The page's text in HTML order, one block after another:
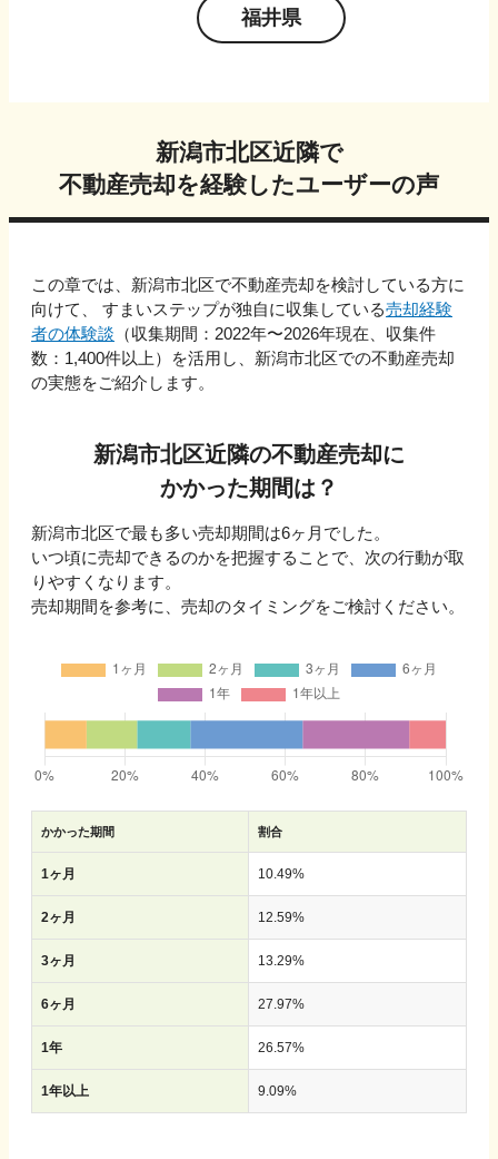
福井県
新潟市北区近隣で
不動産売却を経験したユーザーの声
この章では、 新潟市北区で不動産売却を検討している方に
向けて、 すまいステップが独自に収集している売却経験
者の体験談 （収集期間：2022年〜2026年現在、収集件
数： 1,400件以上）を活用し、 新潟市北区での不動産売却
の実態をご紹介します。
新潟市北区近隣の不動産売却に
かかった期間は？
新潟市北区で最も多い売却期間は6ヶ月 でした。
いつ頃に売却できるのかを把握することで、次の行動が取
りやすくなります。
売却期間を参考に、売却のタイミングをご検討ください。
かかった期間 割合
1ヶ月 10.49%
2ヶ月 12.59%
3ヶ月 13.29%
6ヶ月 27.97%
1年 26.57%
1年以上 9.09%